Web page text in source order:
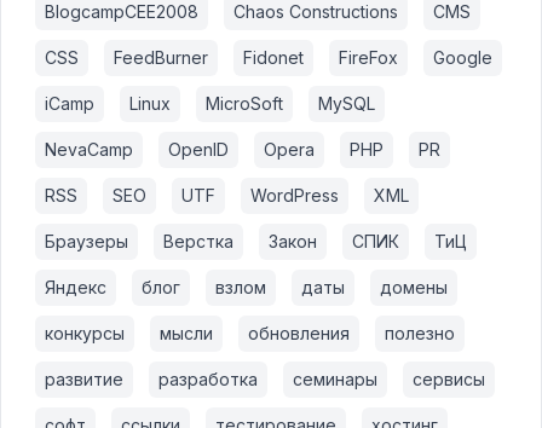
BlogcampCEE2008 Chaos Constructions CMS
CSS FeedBurner Fidonet FireFox Google
iCamp Linux MicroSoft MySQL
NevaCamp OpenID Opera PHP PR
RSS SEO UTF WordPress XML
Браузеры Верстка Закон СПИК ТиЦ
Яндекс блог взлом даты домены
конкурсы мысли обновления полезно
развитие разработка семинары сервисы